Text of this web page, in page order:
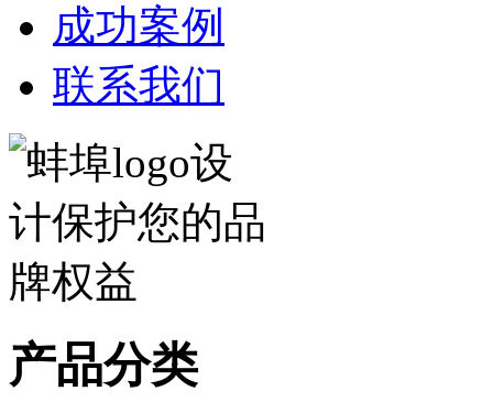
成功案例
联系我们
产品分类